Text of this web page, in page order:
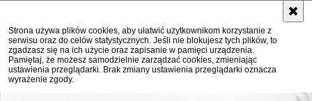
Strona używa plików cookies, aby ułatwić użytkownikom korzystanie z
serwisu oraz do celów statystycznych. Jeśli nie blokujesz tych plików, to
zgadzasz się na ich użycie oraz zapisanie w pamięci urządzenia.
Pamiętaj, że możesz samodzielnie zarządzać cookies, zmieniając
ustawienia przeglądarki. Brak zmiany ustawienia przeglądarki oznacza
wyrażenie zgody.